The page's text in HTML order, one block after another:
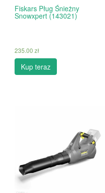
Fiskars Pług Śnieżny
Snowxpert (143021)
235.00 zł
Kup teraz